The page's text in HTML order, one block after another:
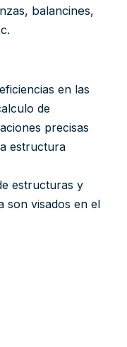
balancines,
en las
de
precisas
estructura
estructuras y
son visados en el